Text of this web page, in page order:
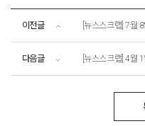
이전글 [뉴스스크랩] 7월
다음글 [뉴스스크랩] 4월